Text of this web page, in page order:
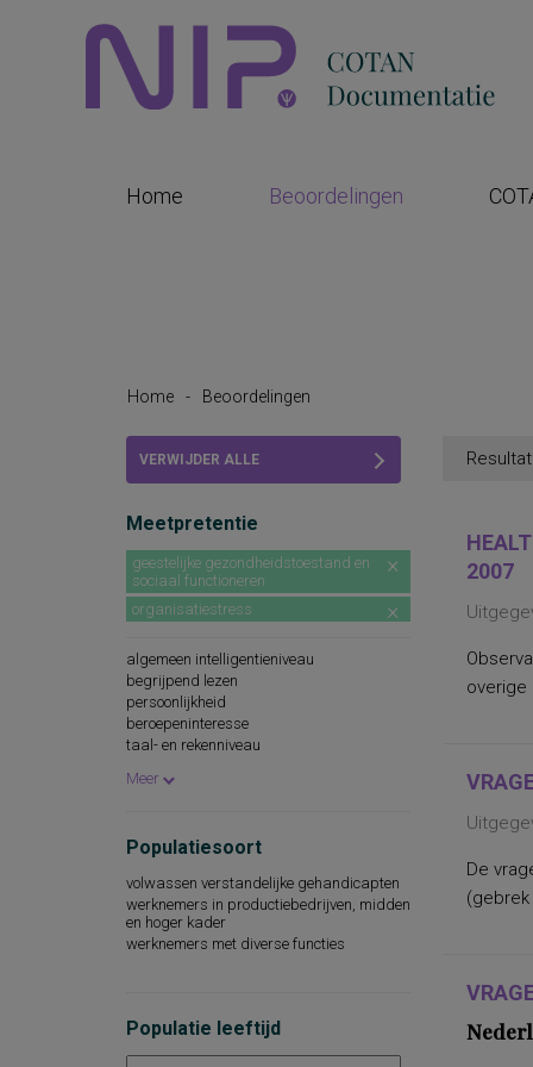
Home Beoordelingen
Home - Beoordelingen
VERWIJDER ALLE
Meetpretentie
geestelijke gezondheidstoestand en
sociaal functioneren
organisatiestress
algemeen intelligentieniveau
begrijpend lezen
persoonlijkheid
beroepeninteresse
taal- en rekenniveau
spellingsvaardigheid
persoonlijkheidseigenschappen
woordenschat
sociaal-emotioneel functioneren
technische leesvaardigheid
leesvaardigheid
rekenvaardigheid
sociale redzaamheid
Meer
Populatiesoort
volwassen verstandelijke gehandicapten
werknemers in productiebedrijven, midden
en hoger kader
werknemers met diverse functies
Populatie leeftijd
2007
overige
De